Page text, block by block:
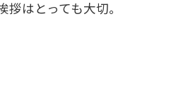
はとっても大切。